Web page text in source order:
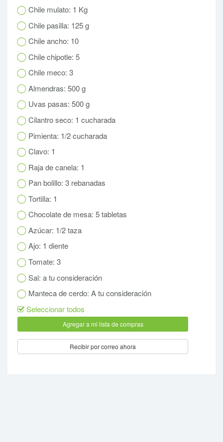
Chile mulato: 1 Kg
Chile pasilla: 125 g
Chile ancho: 10
Chile chipotle: 5
Chile meco: 3
Almendras: 500 g
Uvas pasas: 500 g
Cilantro seco: 1 cucharada
Pimienta: 1/2 cucharada
Clavo: 1
Raja de canela: 1
Pan bolillo: 3 rebanadas
Tortilla: 1
Chocolate de mesa: 5 tabletas
Azúcar: 1/2 taza
Ajo: 1 diente
Tomate: 3
Sal: a tu consideración
Manteca de cerdo: A tu consideración
Seleccionar todos
Recibir por correo ahora